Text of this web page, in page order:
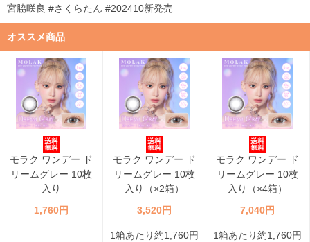
宮脇咲良 #さくらたん #202410新発売
オススメ商品
モラク ワンデー ド
リームグレー 10枚
入り
1,760円
モラク ワンデー ド
リームグレー 10枚
入り（×2箱）
3,520円
1箱あたり約1,760円
モラク ワンデー ド
リームグレー 10枚
入り（×4箱）
7,040円
1箱あたり約1,760円